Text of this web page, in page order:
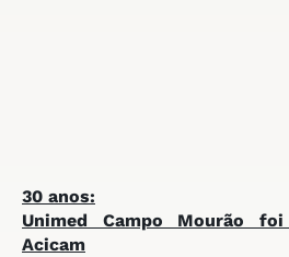
30 anos:
Unimed Campo Mourão foi
Acicam